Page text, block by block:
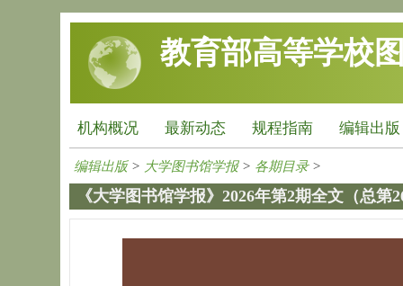
跳转到主要内容
教育部高等学校
机构概况 最新动态 规程指南 编辑出版
编辑出版> 大学图书馆学报> 各期目录>
《大学图书馆学报》2026年第2期全文（总第